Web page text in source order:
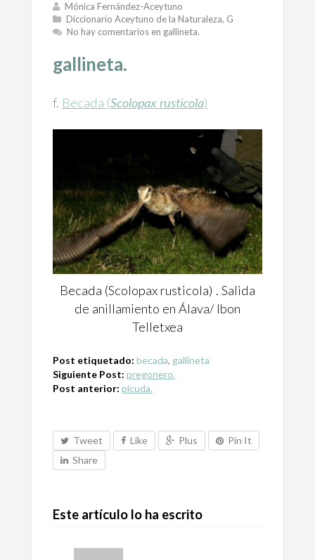
Mónica Fernández-Aceytuno
Diccionario Aceytuno de la Naturaleza, G
No hay comentariosen gallineta.
gallineta.
f. Becada (Scolopax rusticola)
Becada (Scolopax rusticola) . Salida
de anillamiento en Álava/ Ibon
Telletxea
Post etiquetado: becada, gallineta
Siguiente Post: pregonero.
Post anterior: picuda.
Tweet Like Plus
Pin It
Share
Este artículo lo ha escrito